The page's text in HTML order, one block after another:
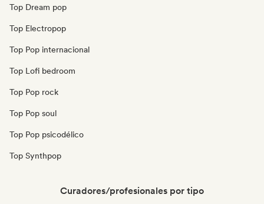
Top Dream pop
Top Electropop
Top Pop internacional
Top Lofi bedroom
Top Pop rock
Top Pop soul
Top Pop psicodélico
Top Synthpop
Curadores/profesionales por tipo